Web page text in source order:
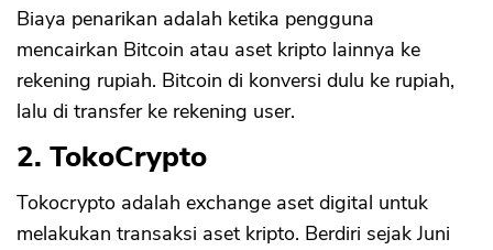
Biaya penarikan adalah ketika pengguna
mencairkan Bitcoin atau aset kripto lainnya ke
rekening rupiah. Bitcoin di konversi dulu ke rupiah,
lalu di transfer ke rekening user.
2. TokoCrypto
Tokocrypto adalah exchange aset digital untuk
melakukan transaksi aset kripto. Berdiri sejak Juni